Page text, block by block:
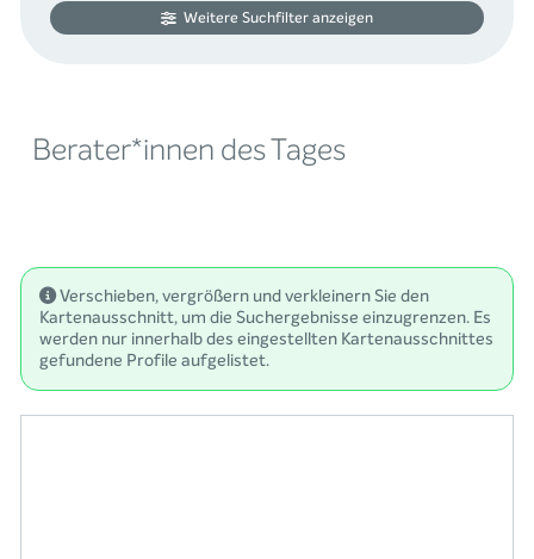
Weitere Suchfilter anzeigen
Berater*innen des Tages
Verschieben, vergrößern und verkleinern Sie den
Kartenausschnitt, um die Suchergebnisse einzugrenzen. Es
werden nur innerhalb des eingestellten Kartenausschnittes
gefundene Profile aufgelistet.